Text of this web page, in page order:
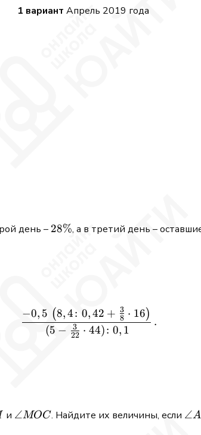
1 вариант Апрель 2019 года
день – 28\%
28%, а в третий день –
\frac{-
(5 − 22
3 ⋅ 44): 0, 1
−0, 5 (8,4: 0,42 + 8
3 ⋅ 16)
.
и \angle
∠MOC. Найдите их величины, если ∠A